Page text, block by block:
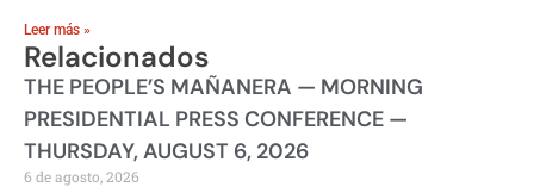
Leer más »
Relacionados
THE PEOPLE’S MAÑANERA — MORNING
PRESIDENTIAL PRESS CONFERENCE —
THURSDAY, AUGUST 6, 2026
6 de agosto, 2026